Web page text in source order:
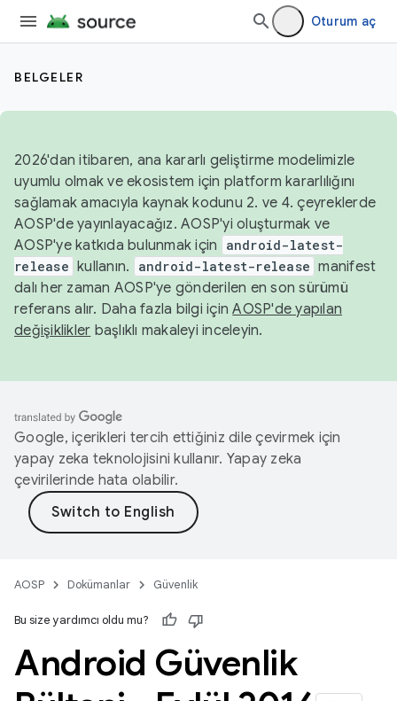
Oturum aç
BELGELER
2026'dan itibaren, ana kararlı geliştirme modelimizle
uyumlu olmak ve ekosistem için platform kararlılığını
sağlamak amacıyla kaynak kodunu 2. ve 4. çeyreklerde
AOSP'de yayınlayacağız. AOSP'yi oluşturmak ve
AOSP'ye katkıda bulunmak için
android-latest-
release kullanın. android-latest-release manifest
dalı her zaman AOSP'ye gönderilen en son sürümü
referans alır. Daha fazla bilgi içinAOSP'de yapılan
değişiklikler başlıklı makaleyi inceleyin.
Google, içerikleri tercih ettiğiniz dile çevirmek için
yapay zeka teknolojisini kullanır. Yapay zeka
çevirilerinde hata olabilir.
AOSP Dokümanlar Güvenlik
Bu size yardımcı oldu mu?
Android Güvenlik